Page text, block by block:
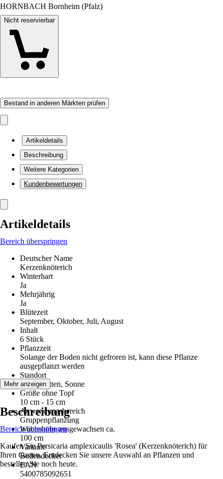
HORNBACH Bornheim (Pfalz)
Nicht reservierbar
Bestand in anderen Märkten prüfen
Artikeldetails
Beschreibung
Weitere Kategorien
Kundenbewertungen
Artikeldetails
Bereich überspringen
Deutscher Name
Kerzenknöterich
Winterhart
Ja
Mehrjährig
Ja
Blütezeit
September, Oktober, Juli, August
Inhalt
6 Stück
Pflanzzeit
Solange der Boden nicht gefroren ist, kann diese Pflanze
ausgepflanzt werden
Standort
Halbschatten, Sonne
Größe ohne Topf
10 cm - 15 cm
Anwendungsbereich
Gruppenpflanzung
Wuchshöhe ausgewachsen ca.
100 cm
Variante
Bodendecker
EAN
5400785092651
Mehr anzeigen
Beschreibung
Bereich überspringen
Kaufen Sie Persicaria amplexicaulis 'Rosea' (Kerzenknöterich) für
Ihren Garten. Entdecken Sie unsere Auswahl an Pflanzen und
bestellen Sie noch heute.